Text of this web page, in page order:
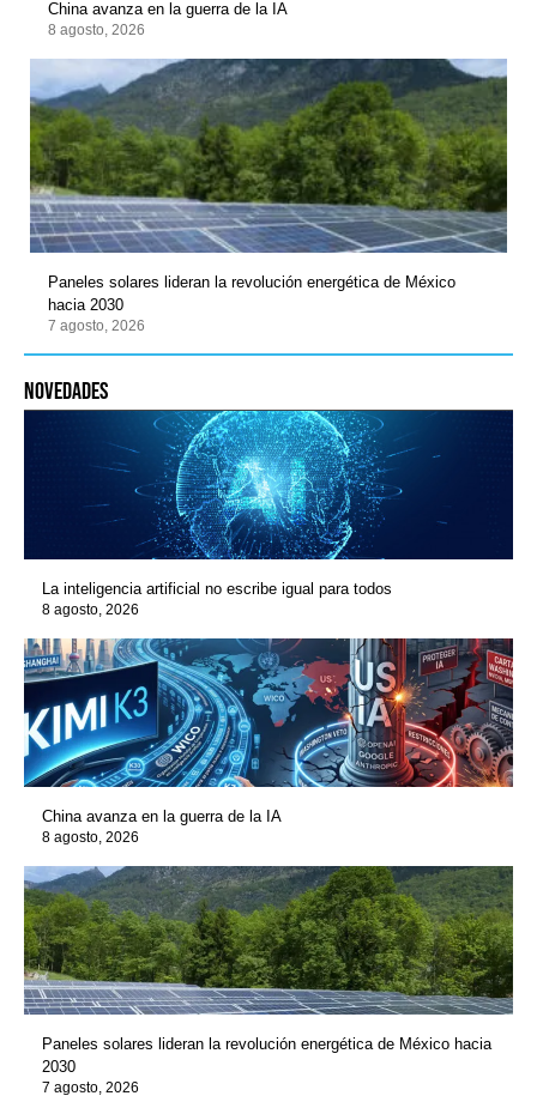
China avanza en la guerra de la IA
8 agosto, 2026
Paneles solares lideran la revolución energética de México
hacia 2030
7 agosto, 2026
novedades
La inteligencia artificial no escribe igual para todos
8 agosto, 2026
China avanza en la guerra de la IA
8 agosto, 2026
Paneles solares lideran la revolución energética de México hacia
2030
7 agosto, 2026